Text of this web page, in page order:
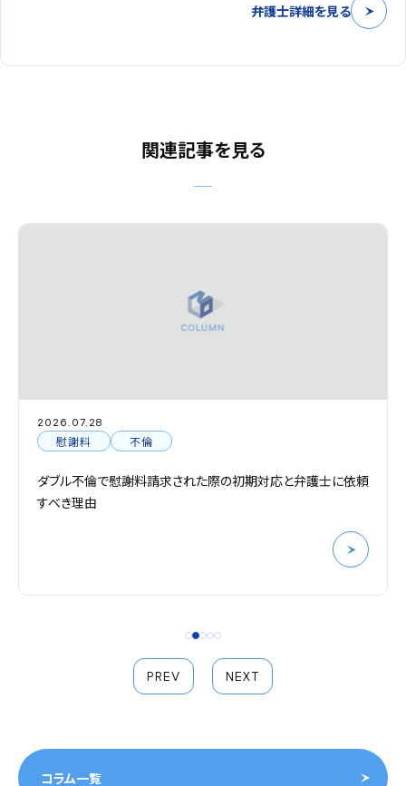
弁護士詳細を見る
関連記事を見る
2026.07.28
慰謝料
不倫
ダブル不倫で慰謝料請求された際の初期対応と弁護士に依頼
すべき理由
PREV NEXT
コラム一覧